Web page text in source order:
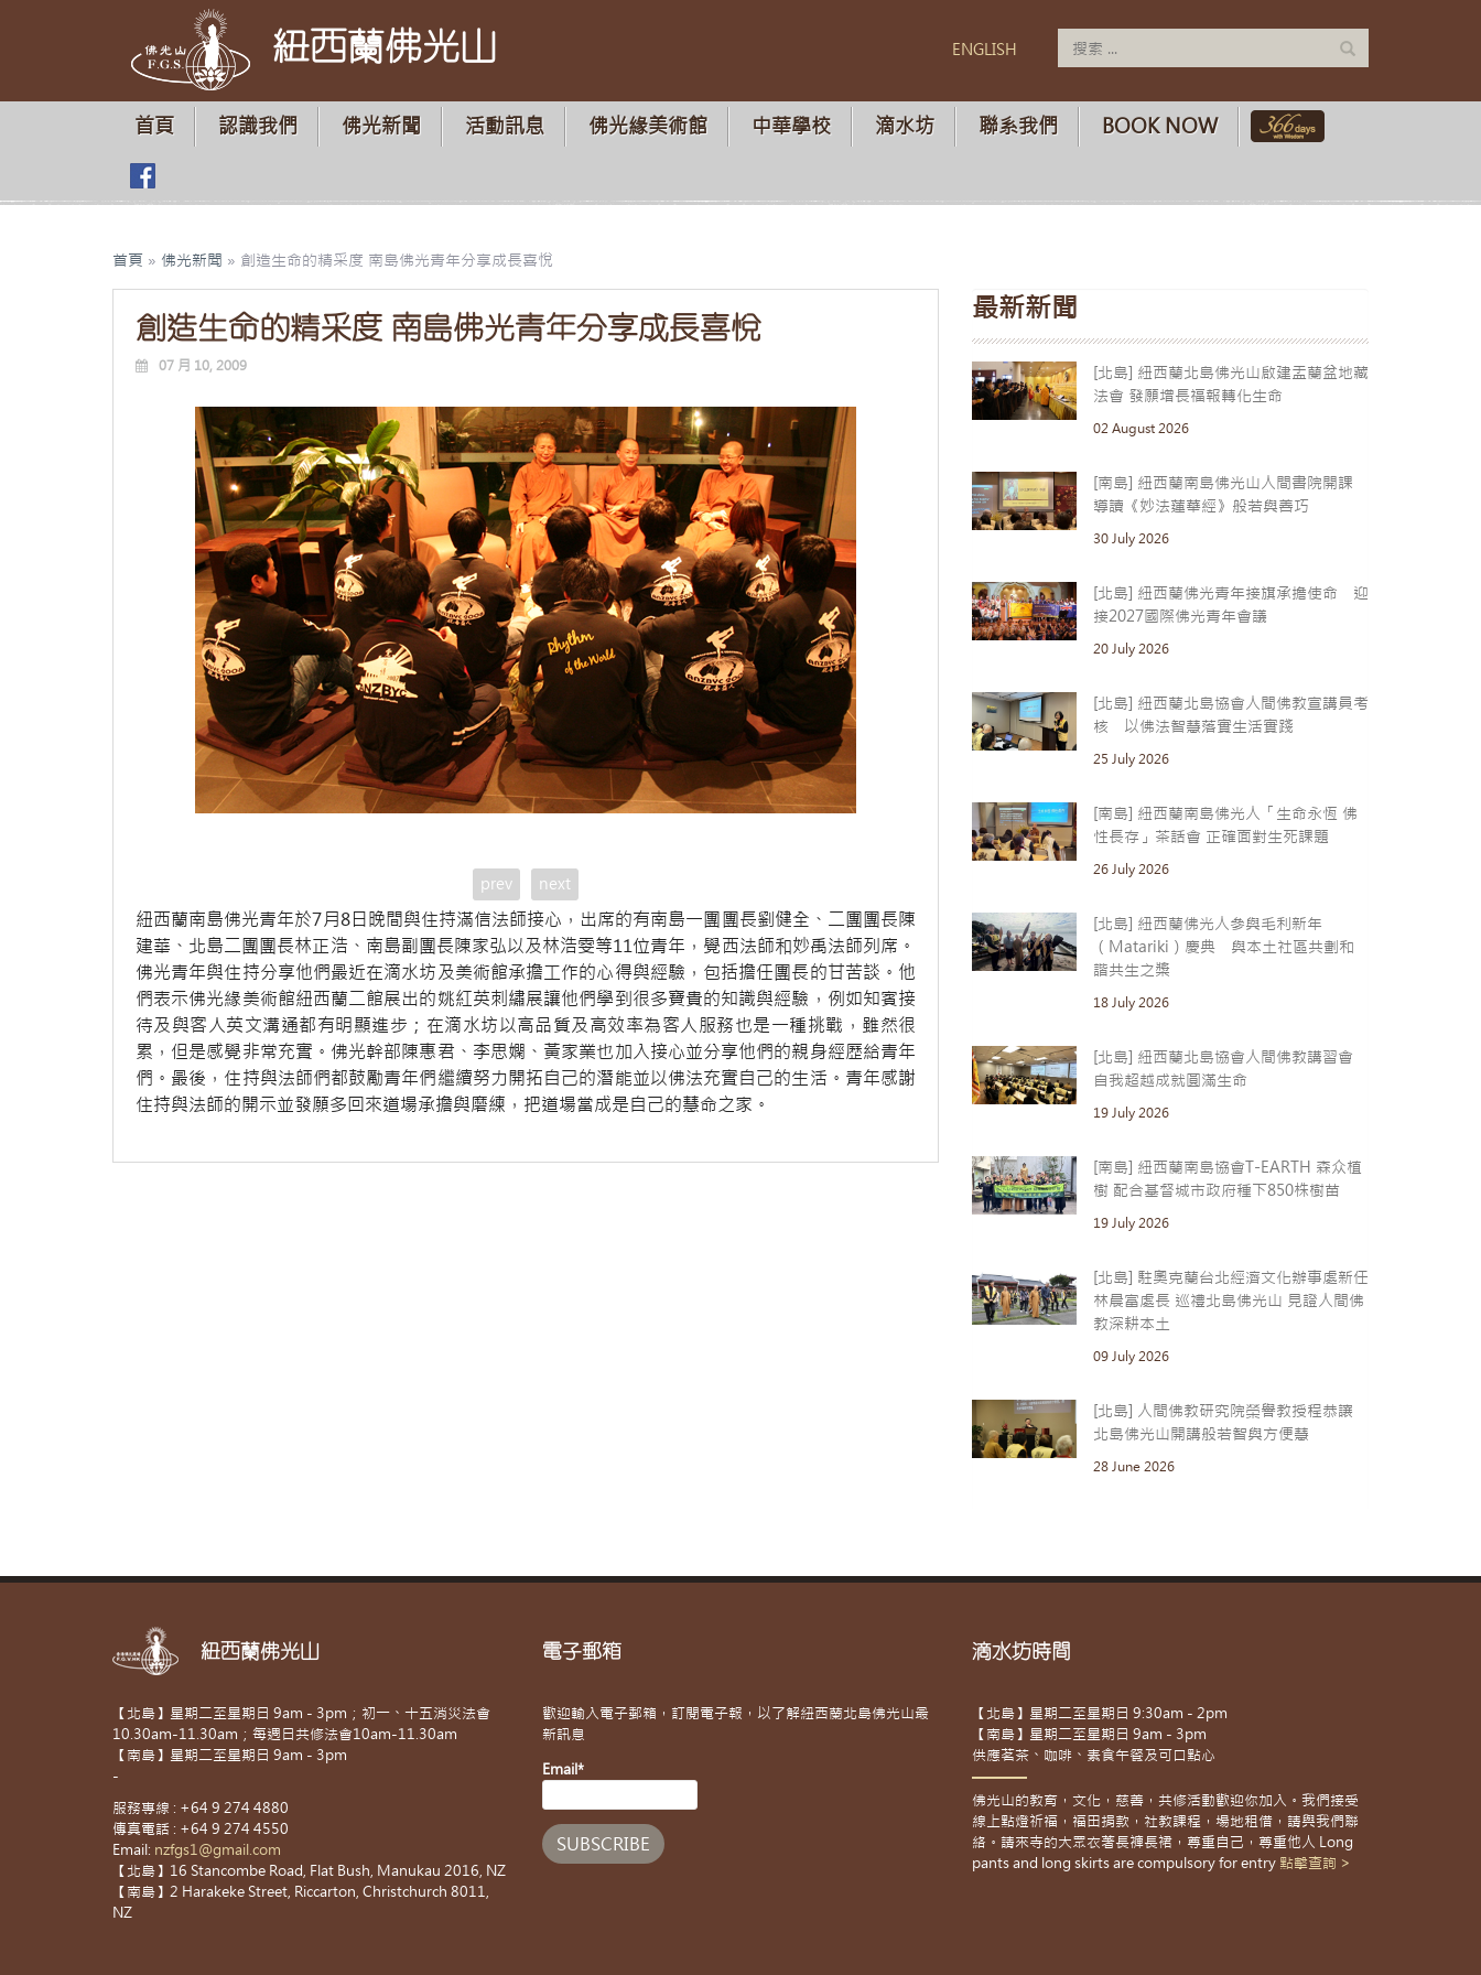
紐西蘭佛光山 ENGLISH
首頁 認識我們 佛光新聞 活動訊息 佛光緣美術館 中華學校 滴水坊 聯系我們 BOOK NOW
首頁 » 佛光新聞 » 創造生命的精采度 南島佛光青年分享成長喜悅
創造生命的精采度 南島佛光青年分享成長喜悅
07 月 10, 2009
prev next
紐西蘭南島佛光青年於7月8日晚間與住持滿信法師接心，出席的有南島一團團長劉健全、二團團長陳
建華、北島二團團長林正浩、南島副團長陳家弘以及林浩雯等11位青年，覺西法師和妙禹法師列席。
佛光青年與住持分享他們最近在滴水坊及美術館承擔工作的心得與經驗，包括擔任團長的甘苦談。他
們表示佛光緣美術館紐西蘭二館展出的姚紅英刺繡展讓他們學到很多寶貴的知識與經驗，例如知賓接
待及與客人英文溝通都有明顯進步；在滴水坊以高品質及高效率為客人服務也是一種挑戰，雖然很
累，但是感覺非常充實。佛光幹部陳惠君、李思嫻、黃家業也加入接心並分享他們的親身經歷給青年
們。最後，住持與法師們都鼓勵青年們繼續努力開拓自己的潛能並以佛法充實自己的生活。青年感謝
住持與法師的開示並發願多回來道場承擔與磨練，把道場當成是自己的慧命之家。
最新新聞
[北島] 紐西蘭北島佛光山啟建盂蘭盆地藏
法會 發願增長福報轉化生命
02 August 2026
[南島] 紐西蘭南島佛光山人間書院開課
導讀《妙法蓮華經》般若與善巧
30 July 2026
[北島] 紐西蘭佛光青年接旗承擔使命 迎
接2027國際佛光青年會議
20 July 2026
[北島] 紐西蘭北島協會人間佛教宣講員考
核 以佛法智慧落實生活實踐
25 July 2026
[南島] 紐西蘭南島佛光人「生命永恆 佛
性長存」茶話會 正確面對生死課題
26 July 2026
[北島] 紐西蘭佛光人參與毛利新年
（Matariki）慶典 與本土社區共劃和
諧共生之槳
18 July 2026
[北島] 紐西蘭北島協會人間佛教講習會
自我超越成就圓滿生命
19 July 2026
[南島] 紐西蘭南島協會T-EARTH 森众植
樹 配合基督城市政府種下850株樹苗
19 July 2026
[北島] 駐奧克蘭台北經濟文化辦事處新任
林晨富處長 巡禮北島佛光山 見證人間佛
教深耕本土
09 July 2026
[北島] 人間佛教研究院榮譽教授程恭讓
北島佛光山開講般若智與方便慧
28 June 2026
紐西蘭佛光山
【北島】星期二至星期日 9am - 3pm；初一、十五消災法會
10.30am-11.30am；每週日共修法會10am-11.30am
【南島】星期二至星期日 9am - 3pm
-
服務專線 : +64 9 274 4880
傳真電話 : +64 9 274 4550
Email: nzfgs1@gmail.com
【北島】16 Stancombe Road, Flat Bush, Manukau 2016, NZ
【南島】2 Harakeke Street, Riccarton, Christchurch 8011,
NZ
電子郵箱
歡迎輸入電子郵箱，訂閱電子報，以了解紐西蘭北島佛光山最
新訊息
Email*
滴水坊時間
【北島】星期二至星期日 9:30am - 2pm
【南島】星期二至星期日 9am - 3pm
供應茗茶、咖啡、素食午餐及可口點心
佛光山的教育，文化，慈善，共修活動歡迎你加入。我們接受
線上點燈祈福，福田捐款，社教課程，場地租借，請與我們聯
絡。請來寺的大眾衣著長褲長裙，尊重自己，尊重他人 Long
pants and long skirts are compulsory for entry 點擊查詢 >